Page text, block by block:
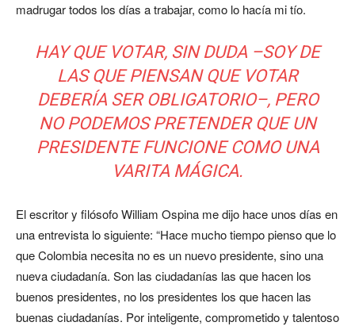
madrugar todos los días a trabajar, como lo hacía mi tío.
HAY QUE VOTAR, SIN DUDA –SOY DE
LAS QUE PIENSAN QUE VOTAR
DEBERÍA SER OBLIGATORIO–, PERO
NO PODEMOS PRETENDER QUE UN
PRESIDENTE FUNCIONE COMO UNA
VARITA MÁGICA.
El escritor y filósofo William Ospina me dijo hace unos días en
una entrevista lo siguiente: “Hace mucho tiempo pienso que lo
que Colombia necesita no es un nuevo presidente, sino una
nueva ciudadanía. Son las ciudadanías las que hacen los
buenos presidentes, no los presidentes los que hacen las
buenas ciudadanías. Por inteligente, comprometido y talentoso